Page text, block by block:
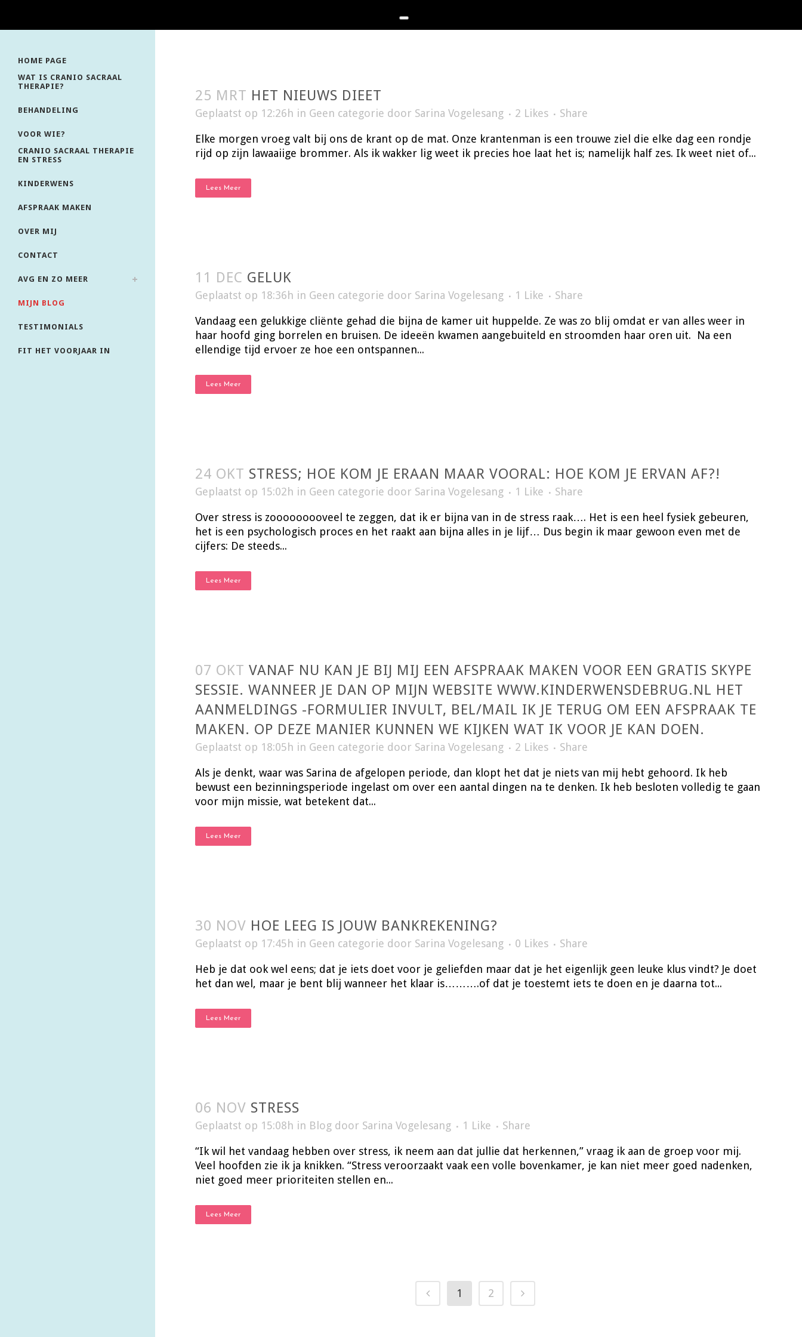
HOME PAGE
WAT IS CRANIO SACRAAL
THERAPIE?
BEHANDELING
VOOR WIE?
CRANIO SACRAAL THERAPIE
EN STRESS
KINDERWENS
AFSPRAAK MAKEN
OVER MIJ
CONTACT
AVG EN ZO MEER
MIJN BLOG
TESTIMONIALS
FIT HET VOORJAAR IN
25 MRT HET NIEUWS DIEET
Geplaatst op 12:26h in Geen categorie door Sarina Vogelesang 2 Likes Share
Elke morgen vroeg valt bij ons de krant op de mat. Onze krantenman is een trouwe ziel die elke dag een rondje
rijd op zijn lawaaiige brommer. Als ik wakker lig weet ik precies hoe laat het is; namelijk half zes. Ik weet niet of...
Lees Meer
11 DEC GELUK
Geplaatst op 18:36h in Geen categorie door Sarina Vogelesang 1 Like Share
Vandaag een gelukkige cliënte gehad die bijna de kamer uit huppelde. Ze was zo blij omdat er van alles weer in
haar hoofd ging borrelen en bruisen. De ideeën kwamen aangebuiteld en stroomden haar oren uit. Na een
ellendige tijd ervoer ze hoe een ontspannen...
Lees Meer
24 OKT STRESS; HOE KOM JE ERAAN MAAR VOORAL: HOE KOM JE ERVAN AF?!
Geplaatst op 15:02h in Geen categorie door Sarina Vogelesang 1 Like Share
Over stress is zooooooooveel te zeggen, dat ik er bijna van in de stress raak…. Het is een heel fysiek gebeuren,
het is een psychologisch proces en het raakt aan bijna alles in je lijf… Dus begin ik maar gewoon even met de
cijfers: De steeds...
Lees Meer
07 OKT VANAF NU KAN JE BIJ MIJ EEN AFSPRAAK MAKEN VOOR EEN GRATIS SKYPE
SESSIE. WANNEER JE DAN OP MIJN WEBSITE WWW.KINDERWENSDEBRUG.NL HET
AANMELDINGS -FORMULIER INVULT, BEL/MAIL IK JE TERUG OM EEN AFSPRAAK TE
MAKEN. OP DEZE MANIER KUNNEN WE KIJKEN WAT IK VOOR JE KAN DOEN.
Geplaatst op 18:05h in Geen categorie door Sarina Vogelesang 2 Likes Share
Als je denkt, waar was Sarina de afgelopen periode, dan klopt het dat je niets van mij hebt gehoord. Ik heb
bewust een bezinningsperiode ingelast om over een aantal dingen na te denken. Ik heb besloten volledig te gaan
voor mijn missie, wat betekent dat...
Lees Meer
30 NOV HOE LEEG IS JOUW BANKREKENING?
Geplaatst op 17:45h in Geen categorie door Sarina Vogelesang 0 Likes Share
Heb je dat ook wel eens; dat je iets doet voor je geliefden maar dat je het eigenlijk geen leuke klus vindt? Je doet
het dan wel, maar je bent blij wanneer het klaar is……….of dat je toestemt iets te doen en je daarna tot...
Lees Meer
06 NOV STRESS
Geplaatst op 15:08h in Blog door Sarina Vogelesang 1 Like Share
“Ik wil het vandaag hebben over stress, ik neem aan dat jullie dat herkennen,” vraag ik aan de groep voor mij.
Veel hoofden zie ik ja knikken. “Stress veroorzaakt vaak een volle bovenkamer, je kan niet meer goed nadenken,
niet goed meer prioriteiten stellen en...
Lees Meer
1 2
Sarina Vogelesang